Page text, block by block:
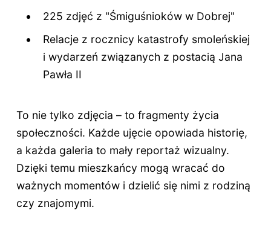
225 zdjęć z "Śmiguśnioków w Dobrej"
Relacje z rocznicy katastrofy smoleńskiej
i wydarzeń związanych z postacią Jana
Pawła II
To nie tylko zdjęcia – to fragmenty życia
społeczności. Każde ujęcie opowiada historię,
a każda galeria to mały reportaż wizualny.
Dzięki temu mieszkańcy mogą wracać do
ważnych momentów i dzielić się nimi z rodziną
czy znajomymi.